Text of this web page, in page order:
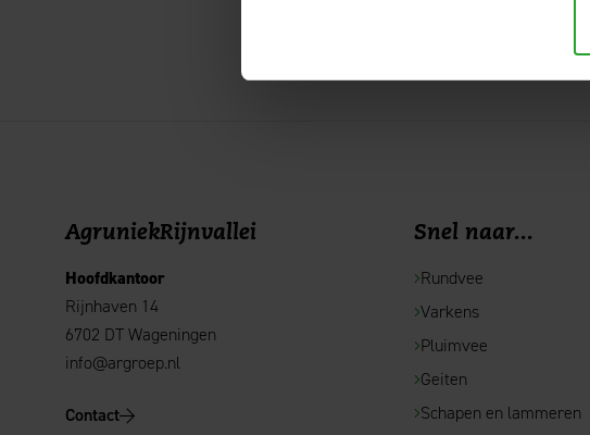
AgruniekRijnvallei
Hoofdkantoor
Rijnhaven 14
6702 DT Wageningen
info@argroep.nl
Contact
Snel naar...
Rundvee
Varkens
Pluimvee
Geiten
Schapen en lammeren